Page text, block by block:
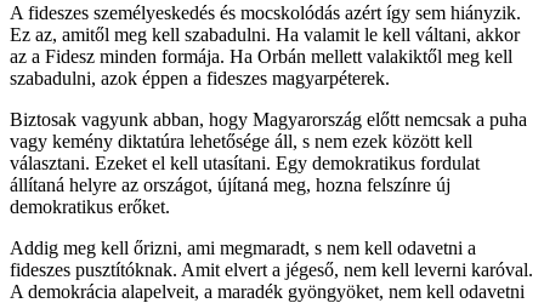
A fideszes személyeskedés és mocskolódás azért így sem hiányzik.
Ez az, amitől meg kell szabadulni. Ha valamit le kell váltani, akkor
az a Fidesz minden formája. Ha Orbán mellett valakiktől meg kell
szabadulni, azok éppen a fideszes magyarpéterek.
Biztosak vagyunk abban, hogy Magyarország előtt nemcsak a puha
vagy kemény diktatúra lehetősége áll, s nem ezek között kell
választani. Ezeket el kell utasítani. Egy demokratikus fordulat
állítaná helyre az országot, újítaná meg, hozna felszínre új
demokratikus erőket.
Addig meg kell őrizni, ami megmaradt, s nem kell odavetni a
fideszes pusztítóknak. Amit elvert a jégeső, nem kell leverni karóval.
A demokrácia alapelveit, a maradék gyöngyöket, nem kell odavetni